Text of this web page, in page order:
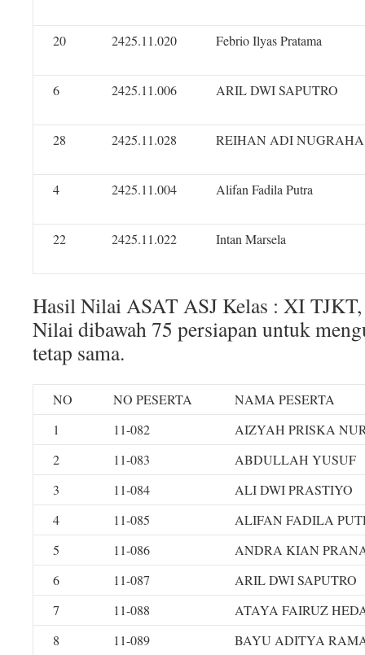
20 2425.11.020 Febrio Ilyas Pratama
6 2425.11.006 ARIL DWI SAPUTRO
28 2425.11.028 REIHAN ADI NUGRAHA
4 2425.11.004 Alifan Fadila Putra
22 2425.11.022 Intan Marsela
Hasil Nilai ASAT ASJ Kelas : XI
Nilai dibawah 75 persiapan untuk
tetap sama.
NO NO PESERTA
NAMA PESERTA
1
11-082
AIZYAH PRISKA
2
11-083
ABDULLAH YUSUF
3
11-084
ALI DWI PRASTIYO
4
11-085
ALIFAN FADILA
5
11-086
ANDRA KIAN
6
11-087
ARIL DWI SAPUTRO
7
11-088
ATAYA FAIRUZ
8
11-089
BAYU ADITYA